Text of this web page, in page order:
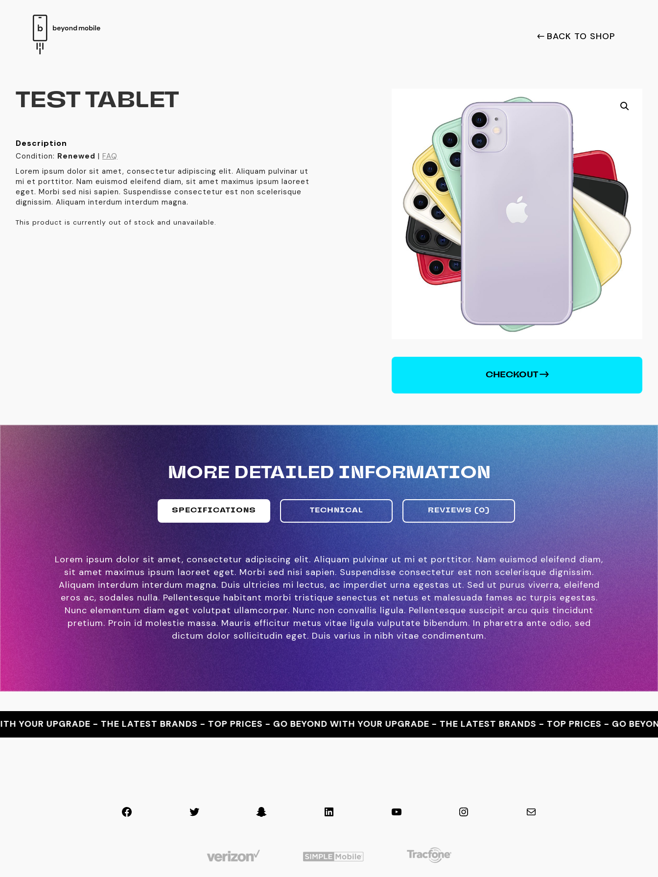
BACK TO SHOP
CHECKOUT
TEST TABLET
Description
Condition: Renewed | FAQ
Lorem ipsum dolor sit amet, consectetur adipiscing elit. Aliquam pulvinar ut
mi et porttitor. Nam euismod eleifend diam, sit amet maximus ipsum laoreet
eget. Morbi sed nisi sapien. Suspendisse consectetur est non scelerisque
dignissim. Aliquam interdum interdum magna.
This product is currently out of stock and unavailable.
MORE DETAILED INFORMATION
SPECIFICATIONS TECHNICAL REVIEWS (0)
Lorem ipsum dolor sit amet, consectetur adipiscing elit. Aliquam pulvinar ut mi et porttitor. Nam euismod eleifend diam,
sit amet maximus ipsum laoreet eget. Morbi sed nisi sapien. Suspendisse consectetur est non scelerisque dignissim.
Aliquam interdum interdum magna. Duis ultricies mi lectus, ac imperdiet urna egestas ut. Sed ut purus viverra, eleifend
eros ac, sodales nulla. Pellentesque habitant morbi tristique senectus et netus et malesuada fames ac turpis egestas.
Nunc elementum diam eget volutpat ullamcorper. Nunc non convallis ligula. Pellentesque suscipit arcu quis tincidunt
pretium. Proin id molestie massa. Mauris efficitur metus vitae ligula vulputate bibendum. In pharetra ante odio, sed
dictum dolor sollicitudin eget. Duis varius in nibh vitae condimentum.
- THE LATEST BRANDS - TOP PRICES - GO BEYOND WITH YOUR UPGRADE - THE LATEST BRANDS - TOP PRICES - GO BEYOND WITH
Facebook Twitter Snapchat LinkedIn YouTube Instagram Mail